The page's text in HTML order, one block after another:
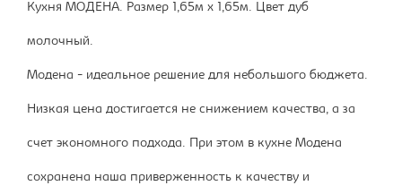
Кухня МОДЕНА. Размер 1,65м х 1,65м. Цвет дуб
молочный.
Модена - идеальное решение для небольшого бюджета.
Низкая цена достигается не снижением качества, а за
счет экономного подхода. При этом в кухне Модена
сохранена наша приверженность к качеству и